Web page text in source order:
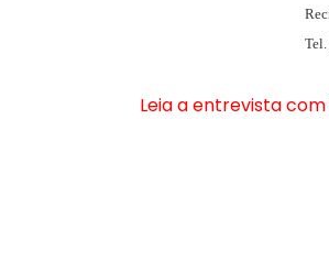
Leia a entrevista